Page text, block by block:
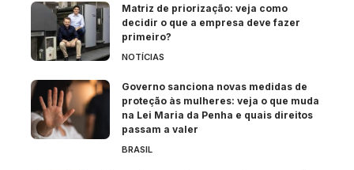
Matriz de priorização: veja como
decidir o que a empresa deve fazer
primeiro?
NOTÍCIAS
Governo sanciona novas medidas de
proteção às mulheres: veja o que muda
na Lei Maria da Penha e quais direitos
passam a valer
BRASIL